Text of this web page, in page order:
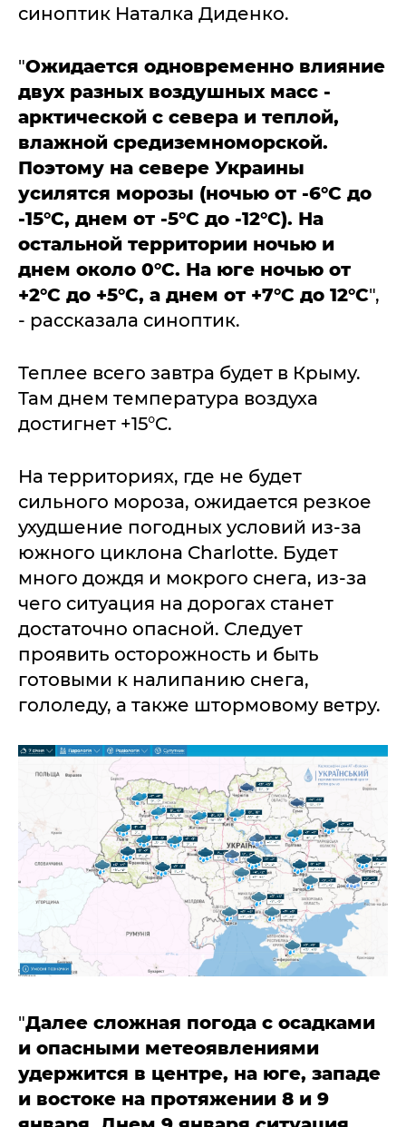
синоптик Наталка Диденко.
"Ожидается одновременно влияние
двух разных воздушных масс -
арктической с севера и теплой,
влажной средиземноморской.
Поэтому на севере Украины
усилятся морозы (ночью от -6°C до
-15°C, днем от -5°C до -12°C). На
остальной территории ночью и
днем около 0°C. На юге ночью от
+2°C до +5°C, а днем от +7°C до 12°C",
- рассказала синоптик.
Теплее всего завтра будет в Крыму.
Там днем температура воздуха
достигнет +15°C.
На территориях, где не будет
сильного мороза, ожидается резкое
ухудшение погодных условий из-за
южного циклона Charlotte. Будет
много дождя и мокрого снега, из-за
чего ситуация на дорогах станет
достаточно опасной. Следует
проявить осторожность и быть
готовыми к налипанию снега,
гололеду, а также штормовому ветру.
"Далее сложная погода с осадками
и опасными метеоявлениями
удержится в центре, на юге, западе
и востоке на протяжении 8 и 9